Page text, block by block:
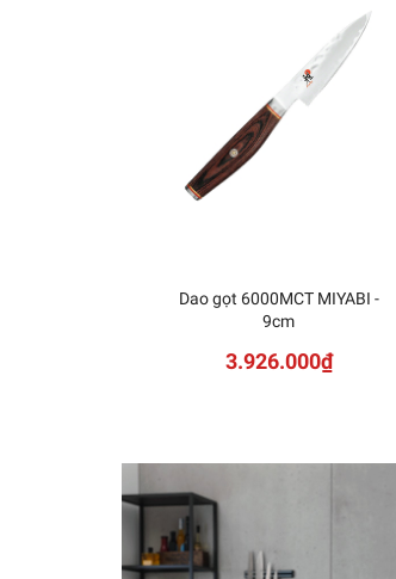
Dao gọt 6000MCT MIYABI -
9cm
3.926.000₫